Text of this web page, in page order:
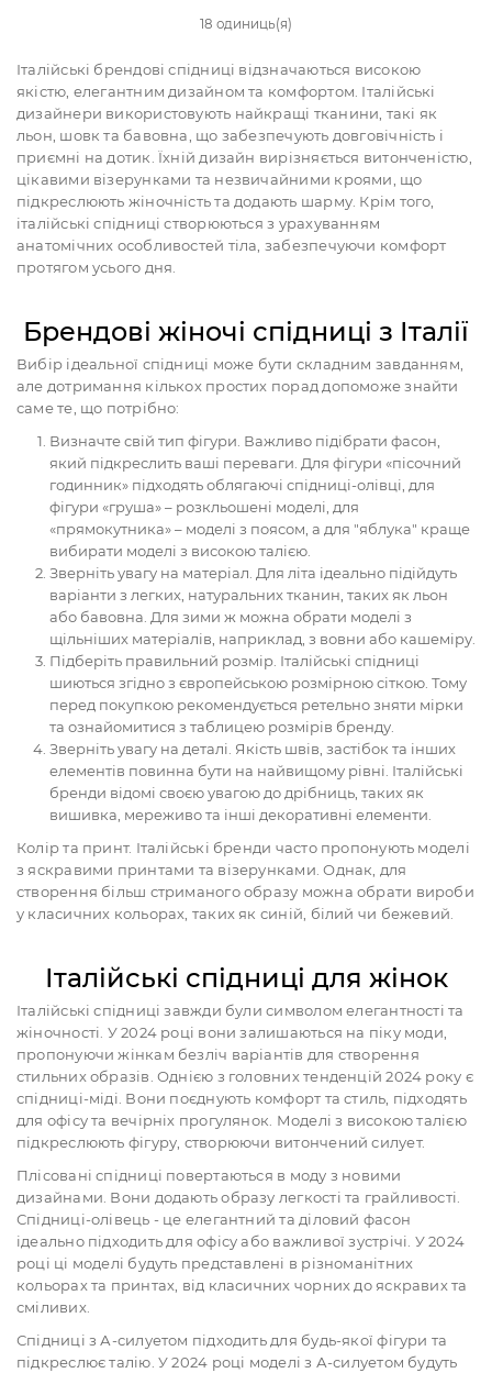
18 одиниць(я)
Італійські брендові спідниці відзначаються високою
якістю, елегантним дизайном та комфортом. Італійські
дизайнери використовують найкращі тканини, такі як
льон, шовк та бавовна, що забезпечують довговічність і
приємні на дотик. Їхній дизайн вирізняється витонченістю,
цікавими візерунками та незвичайними кроями, що
підкреслюють жіночність та додають шарму. Крім того,
італійські спідниці створюються з урахуванням
анатомічних особливостей тіла, забезпечуючи комфорт
протягом усього дня.
Брендові жіночі спідниці з Італії
Вибір ідеальної спідниці може бути складним завданням,
але дотримання кількох простих порад допоможе знайти
саме те, що потрібно:
Визначте свій тип фігури. Важливо підібрати фасон,
який підкреслить ваші переваги. Для фігури «пісочний
годинник» підходять облягаючі спідниці-олівці, для
фігури «груша» – розкльошені моделі, для
«прямокутника» – моделі з поясом, а для "яблука" краще
вибирати моделі з високою талією.
Зверніть увагу на матеріал. Для літа ідеально підійдуть
варіанти з легких, натуральних тканин, таких як льон
або бавовна. Для зими ж можна обрати моделі з
щільніших матеріалів, наприклад, з вовни або кашеміру.
Підберіть правильний розмір. Італійські спідниці
шиються згідно з європейською розмірною сіткою. Тому
перед покупкою рекомендується ретельно зняти мірки
та ознайомитися з таблицею розмірів бренду.
Зверніть увагу на деталі. Якість швів, застібок та інших
елементів повинна бути на найвищому рівні. Італійські
бренди відомі своєю увагою до дрібниць, таких як
вишивка, мереживо та інші декоративні елементи.
Колір та принт. Італійські бренди часто пропонують моделі
з яскравими принтами та візерунками. Однак, для
створення більш стриманого образу можна обрати вироби
у класичних кольорах, таких як синій, білий чи бежевий.
Італійські спідниці для жінок
Італійські спідниці завжди були символом елегантності та
жіночності. У 2024 році вони залишаються на піку моди,
пропонуючи жінкам безліч варіантів для створення
стильних образів. Однією з головних тенденцій 2024 року є
спідниці-міді. Вони поєднують комфорт та стиль, підходять
для офісу та вечірніх прогулянок. Моделі з високою талією
підкреслюють фігуру, створюючи витончений силует.
Плісовані спідниці повертаються в моду з новими
дизайнами. Вони додають образу легкості та грайливості.
Спідниці-олівець - це елегантний та діловий фасон
ідеально підходить для офісу або важливої зустрічі. У 2024
році ці моделі будуть представлені в різноманітних
кольорах та принтах, від класичних чорних до яскравих та
сміливих.
Спідниці з А-силуетом підходить для будь-якої фігури та
підкреслює талію. У 2024 році моделі з А-силуетом будуть